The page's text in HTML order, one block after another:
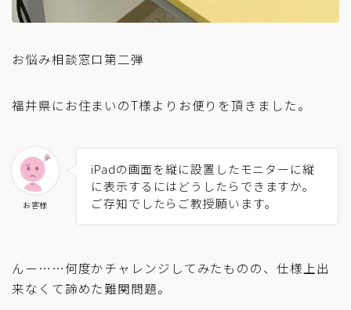
お悩み相談窓口第二弾
福井県にお住まいのT様よりお便りを頂きました。
お客様
iPadの画面を縦に設置したモニターに縦
に表示するにはどうしたらできますか。
ご存知でしたらご教授願います。
んー……何度かチャレンジしてみたものの、仕様上出
来なくて諦めた難関問題。